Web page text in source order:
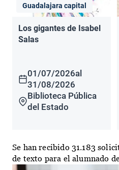
Guadalajara capital
Los gigantes de Isabel
Salas
01/07/2026al
31/08/2026
Biblioteca Pública
del Estado
Se han recibido 31.183
de texto para el alumnado